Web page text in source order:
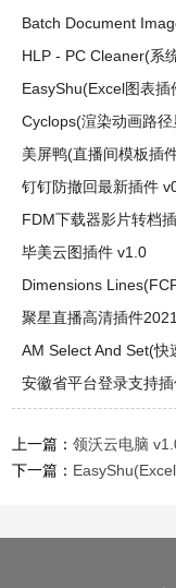
Batch Document
HLP - PC Cleaner(系
EasyShu(Excel图表插
Cyclops(渲染动画路
美屏鸭(直播间模板插
钉钉防撤回最新插件
FDM下载器影片转档
毕美云图插件 v1.0
Dimensions
聚星直播高清插件
AM Select And Set(快
安徽省平台登录支持插
上一篇：领沃云电脑
下一篇：